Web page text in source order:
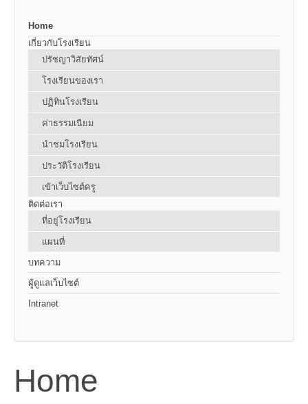
Home
เกี่ยวกับโรงเรียน
ปรัชญาวิสัยทัศน์
โรงเรียนของเรา
ปฏิทินโรงเรียน
ค่าธรรมเนียม
นำชมโรงเรียน
ประวัติโรงเรียน
เข้าเว็บไซต์ครู
ติดต่อเรา
ที่อยู่โรงเรียน
แผนที่
บทความ
ผู้ดูแลเว็บไซต์
Intranet
Home